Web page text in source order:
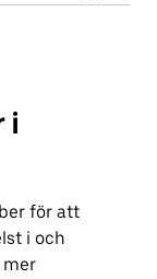
i
för att
i och
mer